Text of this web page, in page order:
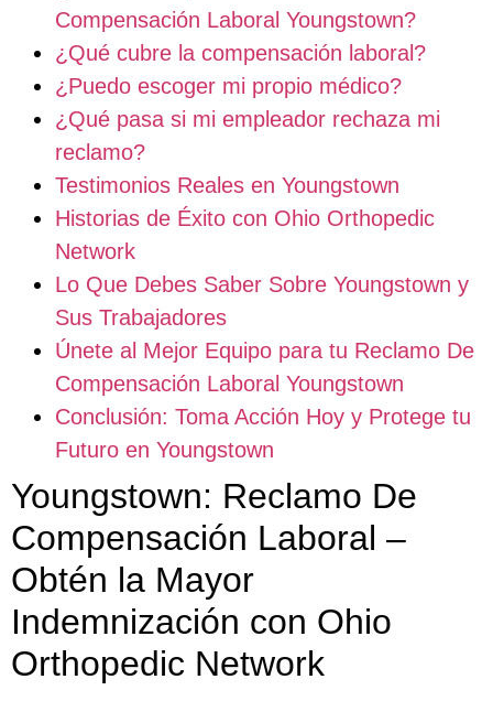
Compensación Laboral Youngstown?
¿Qué cubre la compensación laboral?
¿Puedo escoger mi propio médico?
¿Qué pasa si mi empleador rechaza mi
reclamo?
Testimonios Reales en Youngstown
Historias de Éxito con Ohio Orthopedic
Network
Lo Que Debes Saber Sobre Youngstown y
Sus Trabajadores
Únete al Mejor Equipo para tu Reclamo De
Compensación Laboral Youngstown
Conclusión: Toma Acción Hoy y Protege tu
Futuro en Youngstown
Youngstown: Reclamo De
Compensación Laboral –
Obtén la Mayor
Indemnización con Ohio
Orthopedic Network